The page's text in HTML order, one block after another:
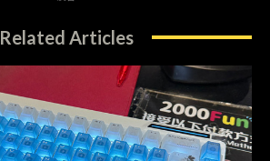
Related Articles